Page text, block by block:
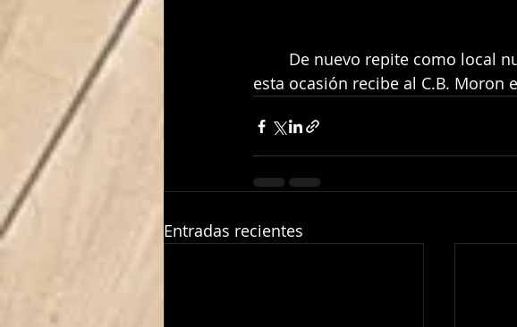
De nuevo repite como local
esta ocasión recibe al C.B. Moron
Entradas recientes